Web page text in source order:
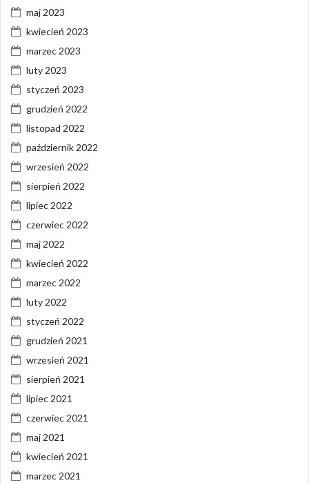
maj 2023
kwiecień 2023
marzec 2023
luty 2023
styczeń 2023
grudzień 2022
listopad 2022
październik 2022
wrzesień 2022
sierpień 2022
lipiec 2022
czerwiec 2022
maj 2022
kwiecień 2022
marzec 2022
luty 2022
styczeń 2022
grudzień 2021
wrzesień 2021
sierpień 2021
lipiec 2021
czerwiec 2021
maj 2021
kwiecień 2021
marzec 2021